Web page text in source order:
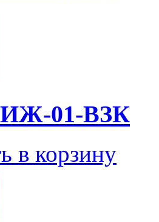
01-ВЗК
в корзину